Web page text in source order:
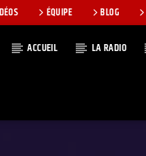
ÉQUIPE BLOG
ACCUEIL LA RADIO